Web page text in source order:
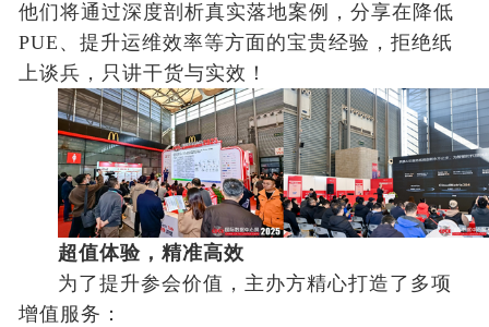
他们将通过深度剖析真实落地案例，分享在降低
PUE、提升运维效率等方面的宝贵经验，拒绝纸
上谈兵，只讲干货与实效！
超值体验，精准高效
为了提升参会价值，主办方精心打造了多项
增值服务：